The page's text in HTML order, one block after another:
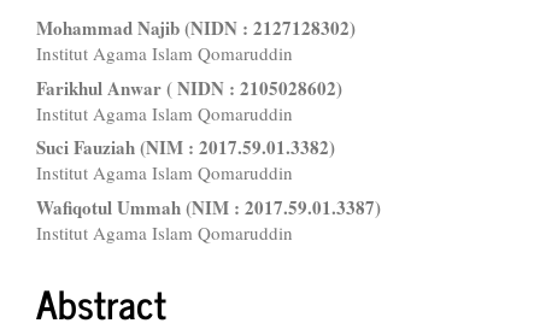
Main
Article
Content
Mohammad Najib (NIDN : 2127128302)
Institut Agama Islam Qomaruddin
Farikhul Anwar ( NIDN : 2105028602)
Institut Agama Islam Qomaruddin
Suci Fauziah (NIM : 2017.59.01.3382)
Institut Agama Islam Qomaruddin
Wafiqotul Ummah (NIM : 2017.59.01.3387)
Institut Agama Islam Qomaruddin
Abstract